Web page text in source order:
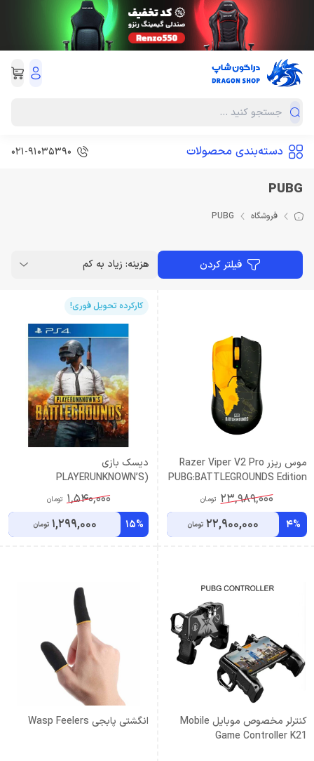
دسته‌بندی محصولات 021-91035390
PUBG
فروشگاه PUBG
فیلتر کردن هزینه: زیاد به کم
موس ریزر Razer Viper V2 Pro
PUBG:BATTLEGROUNDS Edition
23,989,000 تومان
4%
22,900,000 تومان
کارکرده تحویل فوری!
دیسک بازی
(PLAYERUNKNOWN’S
BATTLEGROUNDS (PUBG
1,540,000 تومان
15%
1,299,000 تومان
کنترلر مخصوص موبایل Mobile
Game Controller K21
انگشتی پابجی Wasp Feelers